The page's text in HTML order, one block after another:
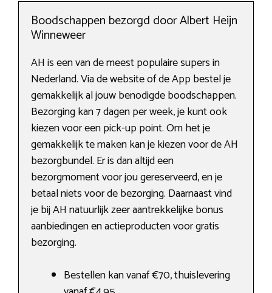
Boodschappen bezorgd door Albert Heijn
Winneweer
AH is een van de meest populaire supers in
Nederland. Via de website of de App bestel je
gemakkelijk al jouw benodigde boodschappen.
Bezorging kan 7 dagen per week, je kunt ook
kiezen voor een pick-up point. Om het je
gemakkelijk te maken kan je kiezen voor de AH
bezorgbundel. Er is dan altijd een
bezorgmoment voor jou gereserveerd, en je
betaal niets voor de bezorging. Daarnaast vind
je bij AH natuurlijk zeer aantrekkelijke bonus
aanbiedingen en actieproducten voor gratis
bezorging.
Bestellen kan vanaf €70, thuislevering